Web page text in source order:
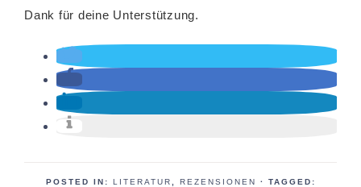
Dank für deine Unterstützung.
POSTED IN: LITERATUR REZENSIONEN
· TAGGED: